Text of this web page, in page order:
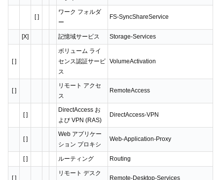
[ ]
ワーク フォルダ
ー
FS-SyncShareService
[X] 記憶域サービス Storage-Services
[ ]
ボリューム ライ
センス認証サービ
ス
VolumeActivation
[ ]
リモート アクセ
ス
RemoteAccess
[ ]
DirectAccess お
よび VPN (RAS)
DirectAccess-VPN
[ ]
Web アプリケー
ション プロキシ
Web-Application-Proxy
[ ] ルーティング Routing
[ ]
リモート デスク
Remote-Desktop-Services